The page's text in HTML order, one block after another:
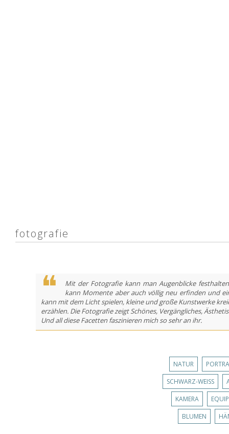
fotografie
Mit der Fotografie kann man Augenblicke
kann Momente aber auch völlig neu erfinden und
kann mit dem Licht spielen, kleine und große Kunstwerke
erzählen. Die Fotografie zeigt Schönes, Vergängliches,
Und all diese Facetten faszinieren mich so sehr an ihr.
NATUR
SCHWARZ-WEISS
KAMERA
BLUMEN